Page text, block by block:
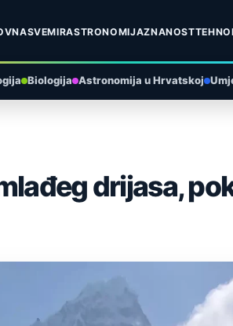
SVEMIRASTRONOMIJAZNANOST
Biologija Astronomija u Hrvatskoj
drijasa,